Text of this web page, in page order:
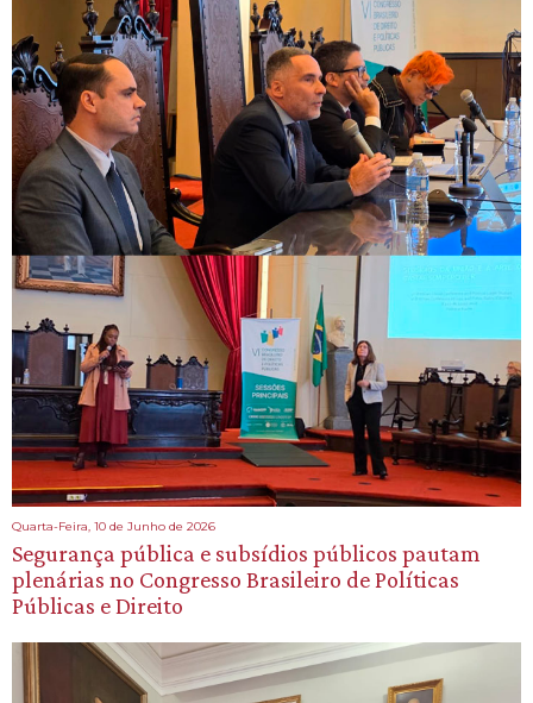
Quarta-Feira, 10 de Junho de 2026
Segurança pública e subsídios públicos pautam
plenárias no Congresso Brasileiro de Políticas
Públicas e Direito